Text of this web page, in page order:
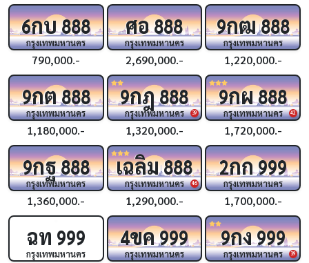
6กบ888
กรุงเทพมหานคร
790,000.-
ศอ888
กรุงเทพมหานคร
2,690,000.-
9กฒ888
กรุงเทพมหานคร
1,220,000.-
9กต888
กรุงเทพมหานคร
1,180,000.-
39
9กฎ888
กรุงเทพมหานคร
1,320,000.-
42
9กผ888
กรุงเทพมหานคร
1,720,000.-
9กฐ888
กรุงเทพมหานคร
1,360,000.-
46
เฉลิม888
กรุงเทพมหานคร
1,290,000.-
2กก999
กรุงเทพมหานคร
1,700,000.-
ฉท 999
กรุงเทพมหานคร
4ขค999
กรุงเทพมหานคร 39
9กง999
กรุงเทพมหานคร